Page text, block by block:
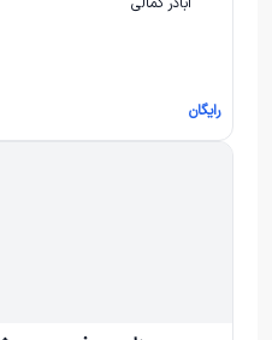
رایگان